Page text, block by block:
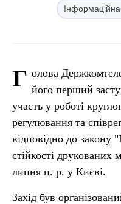
Інформаційна
Г олова
його перший
участь у роботі
регулювання та
відповідно до
стійкості друкованих
липня ц. р. у Києві.
Захід був